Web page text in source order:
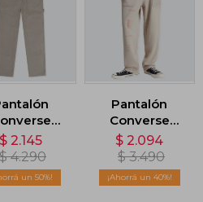
Knee
- Beige
$ 2.145
$ 4.290
50
Pantalón
Converse
Logo - Beige
$ 2.094
$ 3.490
40